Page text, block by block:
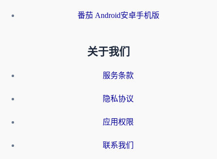
番茄 Android安卓手机版
关于我们
服务条款
隐私协议
应用权限
联系我们